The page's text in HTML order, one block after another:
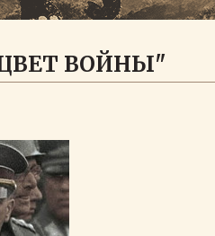
ВОЙНЫ"